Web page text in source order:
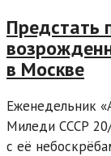
Предстать
в Москве
Еженедельник
Миледи СССР
с её